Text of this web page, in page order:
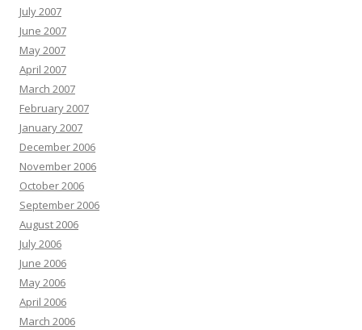
July 2007
June 2007
May 2007
April 2007
March 2007
February 2007
January 2007
December 2006
November 2006
October 2006
September 2006
August 2006
July 2006
June 2006
May 2006
April 2006
March 2006